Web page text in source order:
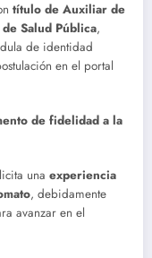
título de Auxiliar de
Salud Pública,
de identidad
en el portal
de fidelidad a la
una experiencia
, debidamente
avanzar en el